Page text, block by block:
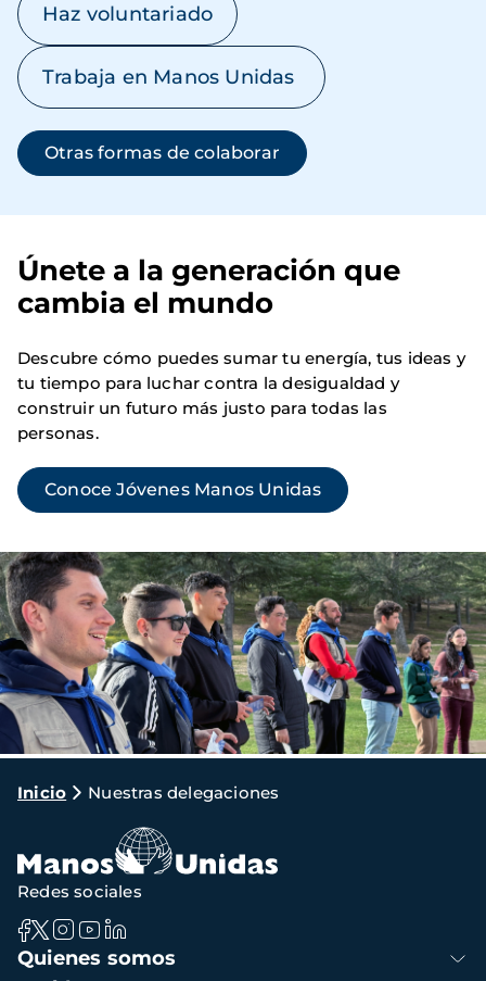
Haz voluntariado
Trabaja en Manos Unidas
Otras formas de colaborar
Imagen
Únete a la generación que
cambia el mundo
Descubre cómo puedes sumar tu energía, tus ideas y
tu tiempo para luchar contra la desigualdad y
construir un futuro más justo para todas las
personas.
Conoce Jóvenes Manos Unidas
Ruta
navegación
Inicio Nuestras delegaciones
Navegación
principal
Quienes somos
Redes sociales